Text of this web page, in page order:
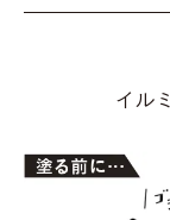
イル